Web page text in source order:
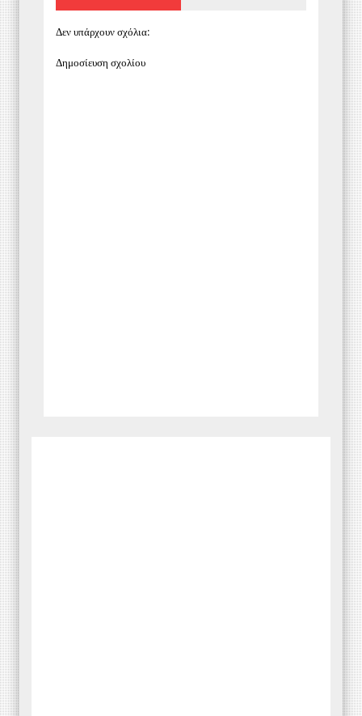
Δεν υπάρχουν σχόλια:
Δημοσίευση σχολίου